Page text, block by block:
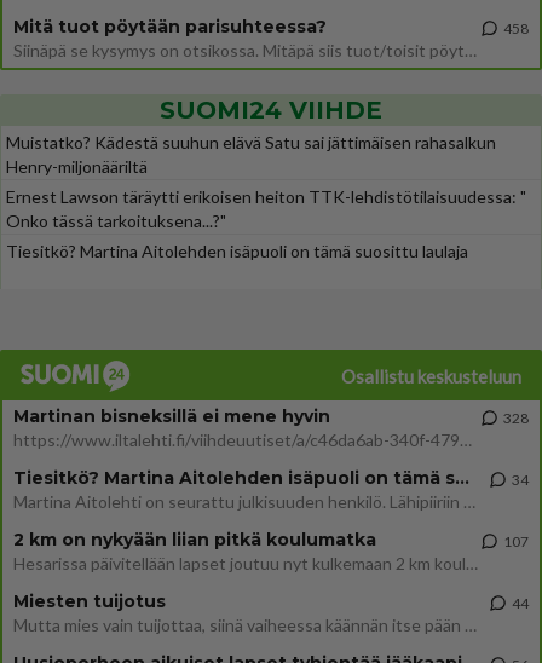
Mitä tuot pöytään parisuhteessa?
Siinäpä se kysymys on otsikossa. Mitäpä siis tuot/toisit pöytään parisuhteessa? Oletko mies vai nainen? Koetko sen mitä
458
SUOMI24 VIIHDE
Muistatko? Kädestä suuhun elävä Satu sai jättimäisen rahasalkun
Henry-miljonääriltä
Ernest Lawson täräytti erikoisen heiton TTK-lehdistötilaisuudessa: "
Onko tässä tarkoituksena...?"
Tiesitkö? Martina Aitolehden isäpuoli on tämä suosittu laulaja
Osallistu keskusteluun
Martinan bisneksillä ei mene hyvin
https://www.iltalehti.fi/viihdeuutiset/a/c46da6ab-340f-4790-aaa7-0865eed2336 Yrityksen konkurssihakemus on tullut kärä
328
Tiesitkö? Martina Aitolehden isäpuoli on tämä suosittu laulaja
Martina Aitolehti on seurattu julkisuuden henkilö. Lähipiiriin mahtuu muitakin tunnettuja henkilöitä. Tiesitkö, että Ma
34
2 km on nykyään liian pitkä koulumatka
Hesarissa päivitellään lapset joutuu nyt kulkemaan 2 km kouluun jösses. Ruostefillarilla tuo matka menee vaikka miten äk
107
Miesten tuijotus
Mutta mies vain tuijottaa, siinä vaiheessa käännän itse pään pois. Mikä juttu? Yleensä jos joku tuijottaa tai katsoo, hä
44